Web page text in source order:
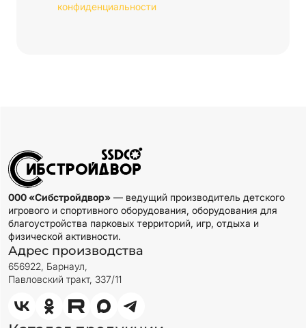
конфиденциальности
000 «Сибстройдвор» — ведущий производитель детского
игрового и спортивного оборудования, оборудования для
благоустройства парковых территорий, игр, отдыха и
физической активности.
Адрес производства
656922, Барнаул,
Павловский тракт, 337/11